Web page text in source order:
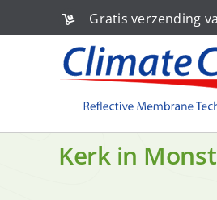
naar
Gratis verzending
Kerk in